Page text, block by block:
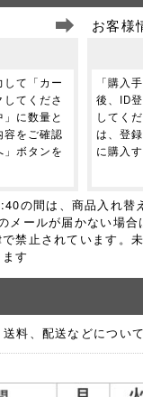
て「カー
してくださ
に数量と
容をご確認
ボタンを
お客様
「購入
後、ID
してく
は、登
に購入
の間は、商品入れ替
メールが届かない場
禁止されています。
す
料、配送などについて